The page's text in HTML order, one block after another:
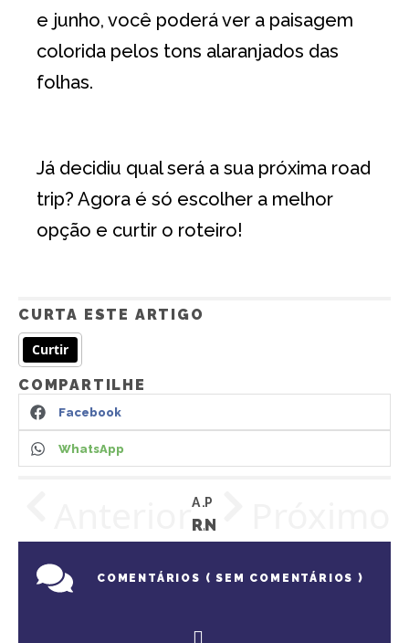
e junho, você poderá ver a paisagem
colorida pelos tons alaranjados das
folhas.
Já decidiu qual será a sua próxima road
trip? Agora é só escolher a melhor
opção e curtir o roteiro!
CURTA ESTE ARTIGO
Curtir
COMPARTILHE
Facebook
WhatsApp
ARTIGO ANTERIOR
RASTREADOR PARA CARROS: MITOS E VERDADES
SEM COMENTÁRIOS